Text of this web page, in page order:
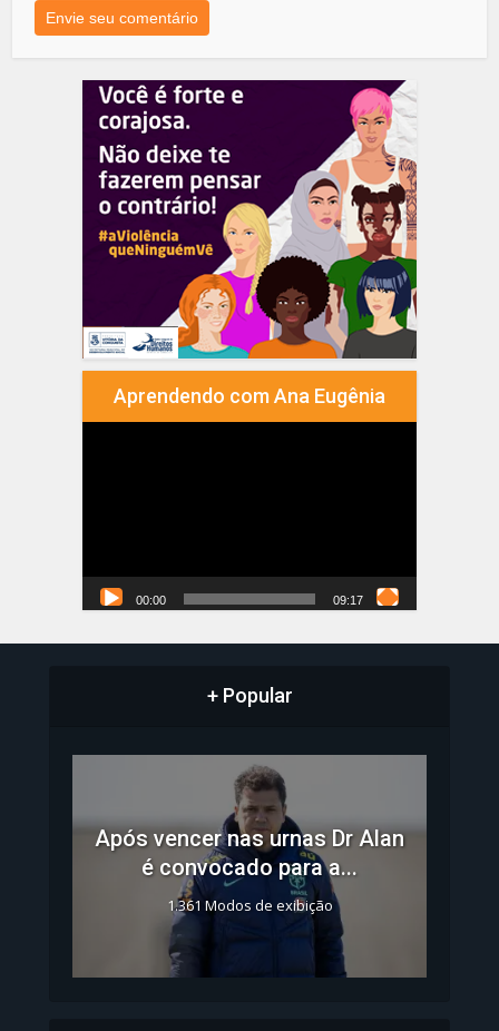
Aprendendo com Ana Eugênia
00:00 09:17
+ Popular
Após vencer nas urnas Dr Alan
é convocado para a...
1.361 Modos de exibição